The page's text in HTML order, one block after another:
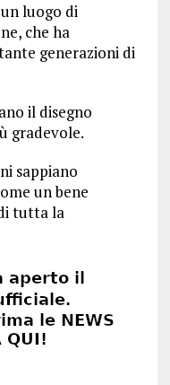
luogo di
che ha
generazioni di
il disegno
gradevole.
sappiano
un bene
tutta la